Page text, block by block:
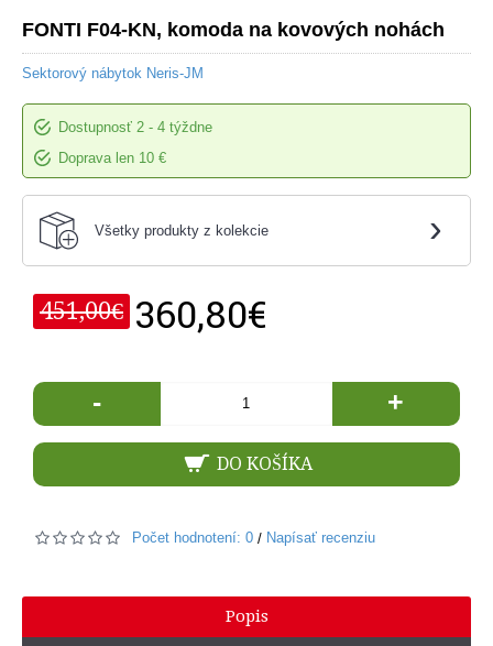
FONTI F04-KN, komoda na kovových nohách
Sektorový nábytok Neris-JM
Dostupnosť 2 - 4 týždne
Doprava len 10 €
Všetky produkty z kolekcie ›
451,00€ 360,80€
- +
DO KOŠÍKA
Počet hodnotení: 0 / Napísať recenziu
Popis